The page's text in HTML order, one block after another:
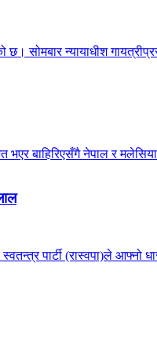
सोमबार न्यायाधीश
बाहिरिएसँगै नेपाल र
स्वतन्त्र पार्टी (रास्वपा)ले